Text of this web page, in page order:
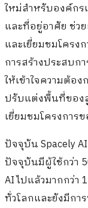
ใหม่สำหรับองค์กร
และที่อยู่อาศัย ช่ว
และเยี่ยมชมโครง
การสร้างประสบ
ให้เข้าใจความต้อ
ปรับแต่งพื้นที่ของ
เยี่ยมชมโครงการ
ปัจจุบัน Spacely
ปัจจุบันมีผู้ใช้กว่า
AI ไปแล้วมากกว่า
ทั่วโลกและยังมีกา